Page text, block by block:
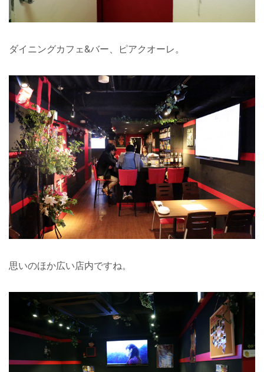
ダイニングカフェ&バー、ピアクオーレ。
思いのほか広い店内ですね。